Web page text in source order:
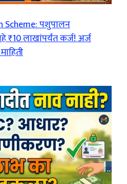
Scheme: पशुपालन
लाखांपर्यंत कर्ज! अर्ज